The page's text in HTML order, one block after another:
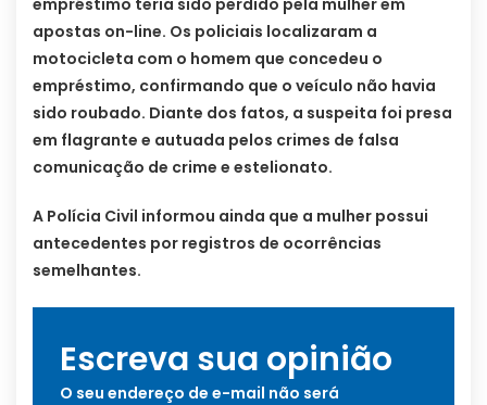
apostas on-line. Os policiais localizaram a
motocicleta com o homem que concedeu o
empréstimo, confirmando que o veículo não havia
sido roubado. Diante dos fatos, a suspeita foi presa
em flagrante e autuada pelos crimes de falsa
comunicação de crime e estelionato.
A Polícia Civil informou ainda que a mulher possui
antecedentes por registros de ocorrências
semelhantes.
Escreva sua opinião
O seu endereço de e-mail não será